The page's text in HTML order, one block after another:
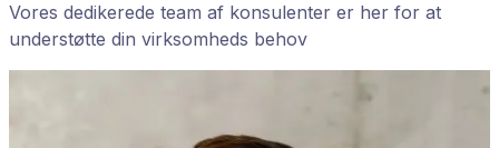
Vores dedikerede team af konsulenter er her for at
understøtte din virksomheds behov